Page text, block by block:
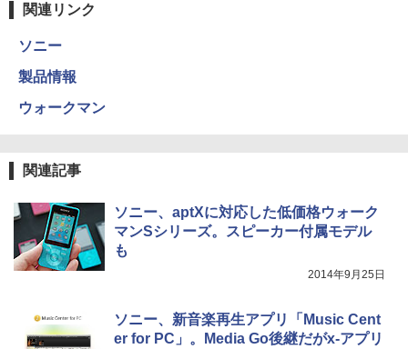
関連リンク
ソニー
製品情報
ウォークマン
関連記事
ソニー、aptXに対応した低価格ウォーク
マンSシリーズ。スピーカー付属モデル
も
2014年9月25日
ソニー、新音楽再生アプリ「Music Cent
er for PC」。Media Go後継だがx-アプリ